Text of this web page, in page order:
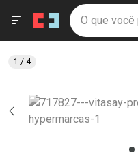
Drogaria São
Ir direto para a home
pela
Ir direto para o conteúdo
Ir direto para a busca
Ir direto para a conta
Ir direto para a
Ir direto para o carrinho
Ir direto para o menu
Faça a sua busca
O que
Menu
1 / 4